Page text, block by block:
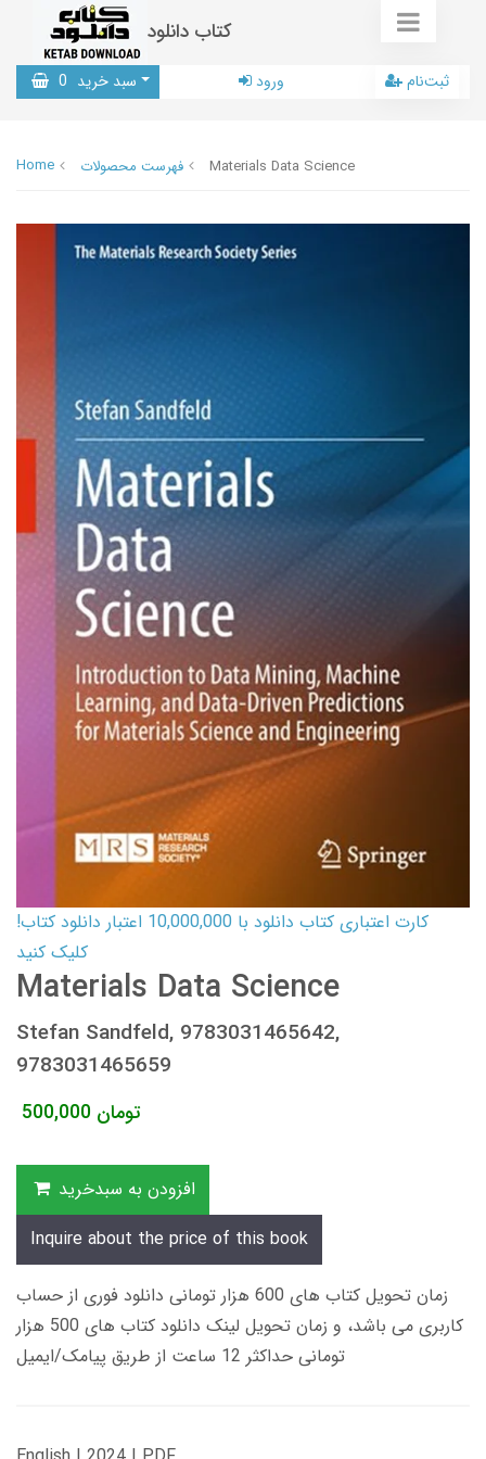
کتاب دانلود
سبد خرید 0 ورود ثبت‌نام
Home فهرست محصولات Materials Data Science
کارت اعتباری کتاب دانلود با 10,000,000 اعتبار دانلود کتاب!
کلیک کنید
Materials Data Science
Stefan Sandfeld, 9783031465642,
9783031465659
500,000 تومان
افزودن به سبدخرید
Inquire about the price of this book
زمان تحویل کتاب های 600 هزار تومانی دانلود فوری از حساب
کاربری می باشد، و زمان تحویل لینک دانلود کتاب های 500 هزار
تومانی حداکثر 12 ساعت از طریق پیامک/ایمیل